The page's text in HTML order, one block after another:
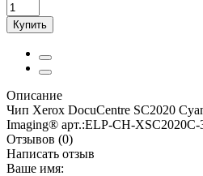
Купить
Описание
Чип Xerox DocuCentre SC2020
Imaging® арт.:ELP-CH-XSC2020C-
Отзывов (0)
Написать отзыв
Ваше имя: